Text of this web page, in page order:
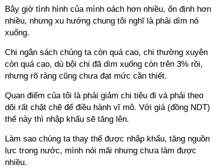
Bây giờ tình hình của mình oách hơn nhiều, ổn định hơn
nhiều, nhưng xu hướng chung tôi nghĩ là phải dìm nó
xuống.
Chi ngân sách chúng ta còn quá cao, chi thường xuyên
còn quá cao, dù bội chi đã dìm xuống còn trên 3% rồi,
nhưng rõ ràng cũng chưa đạt mức cần thiết.
Quan điểm của tôi là phải giảm chi tiêu đi và phải theo
dõi rất chặt chẽ để điều hành vĩ mô. Với giá (đồng NDT)
thế này thì nhập khẩu sẽ tăng lên.
Làm sao chúng ta thay thế được nhập khẩu, tăng nguồn
lực trong nước, mình nói mãi nhưng chưa làm được
nhiều.